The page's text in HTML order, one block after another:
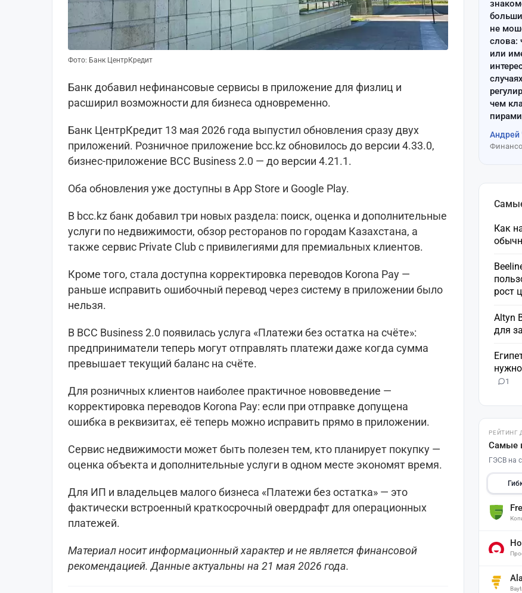
Фото: Банк ЦентрКредит
Банк добавил нефинансовые сервисы в приложение для физлиц и
расширил возможности для бизнеса одновременно.
Банк ЦентрКредит 13 мая 2026 года выпустил обновления сразу двух
приложений. Розничное приложение bcc.kz обновилось до версии 4.33.0,
бизнес-приложение BCC Business 2.0 — до версии 4.21.1.
Оба обновления уже доступны в App Store и Google Play.
В bcc.kz банк добавил три новых раздела: поиск, оценка и дополнительные
услуги по недвижимости, обзор ресторанов по городам Казахстана, а
также сервис Private Club с привилегиями для премиальных клиентов.
Кроме того, стала доступна корректировка переводов Korona Pay —
раньше исправить ошибочный перевод через систему в приложении было
нельзя.
В BCC Business 2.0 появилась услуга «Платежи без остатка на счёте»:
предприниматели теперь могут отправлять платежи даже когда сумма
превышает текущий баланс на счёте.
Для розничных клиентов наиболее практичное нововведение —
корректировка переводов Korona Pay: если при отправке допущена
ошибка в реквизитах, её теперь можно исправить прямо в приложении.
Сервис недвижимости может быть полезен тем, кто планирует покупку —
оценка объекта и дополнительные услуги в одном месте экономят время.
Для ИП и владельцев малого бизнеса «Платежи без остатка» — это
фактически встроенный краткосрочный овердрафт для операционных
платежей.
Материал носит информационный характер и не является финансовой
рекомендацией. Данные актуальны на 21 мая 2026 года.
Поставьте галочку рядом с
Finratings.kz— и наши материалы
не
слова:
или
чем
Андрей
Как
рост
Altyn
для
1
РЕЙТИНГ
Самые
ГЭСВ на